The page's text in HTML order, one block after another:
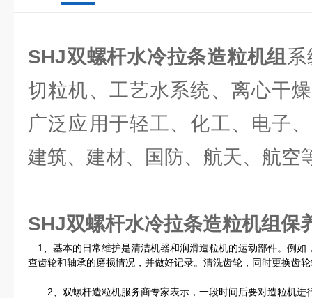
SHJ双螺杆水冷拉条造粒机组
切粒机、工艺水系统、离心干
广泛应用于轻工、化工、电子
建筑、建材、国防、航天、航空
SHJ双螺杆水冷拉条造粒机组保
1、基本的日常维护是清洁机器和润滑造粒机的运动部件。例如
查齿轮和轴承的磨损情况，并做好记录。清洗齿轮，同时更换齿
2、双螺杆造粒机服务商专家表示，一段时间后要对造粒机进